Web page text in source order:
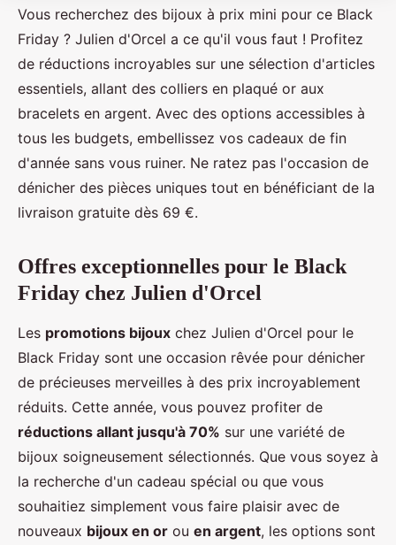
Vous recherchez des bijoux à prix mini pour ce Black
Friday ? Julien d'Orcel a ce qu'il vous faut ! Profitez
de réductions incroyables sur une sélection d'articles
essentiels, allant des colliers en plaqué or aux
bracelets en argent. Avec des options accessibles à
tous les budgets, embellissez vos cadeaux de fin
d'année sans vous ruiner. Ne ratez pas l'occasion de
dénicher des pièces uniques tout en bénéficiant de la
livraison gratuite dès 69 €.
Offres exceptionnelles pour le Black
Friday chez Julien d'Orcel
Les promotions bijoux chez Julien d'Orcel pour le
Black Friday sont une occasion rêvée pour dénicher
de précieuses merveilles à des prix incroyablement
réduits. Cette année, vous pouvez profiter de
réductions allant jusqu'à 70% sur une variété de
bijoux soigneusement sélectionnés. Que vous soyez à
la recherche d'un cadeau spécial ou que vous
souhaitiez simplement vous faire plaisir avec de
nouveaux bijoux en or ou en argent, les options sont